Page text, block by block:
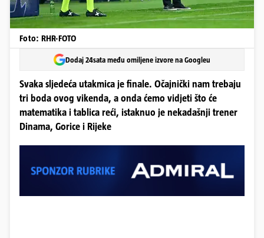
Foto: RHR-FOTO
Dodaj 24sata među omiljene izvore na Googleu
Svaka sljedeća utakmica je finale. Očajnički nam trebaju
tri boda ovog vikenda, a onda ćemo vidjeti što će
matematika i tablica reći, istaknuo je nekadašnji trener
Dinama, Gorice i Rijeke